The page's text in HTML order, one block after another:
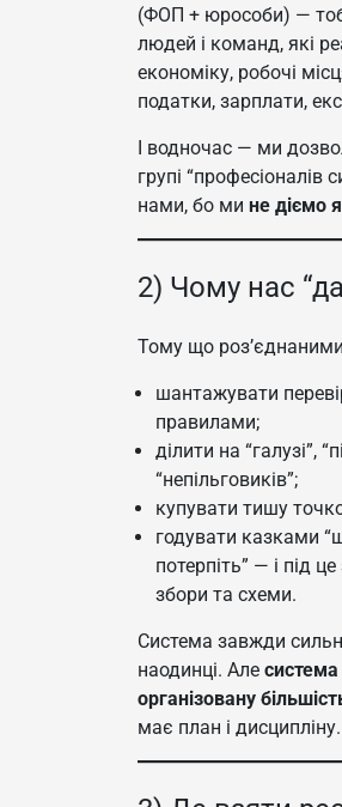
(ФОП + юрособи) —
людей і команд, які
економіку, робочі
податки, зарплати,
І водночас — ми
групі “професіоналів
нами, бо ми не діємо
2) Чому нас
Тому що
шантажувати
правилами;
ділити на “галузі”,
“непільговиків”;
купувати тишу
годувати казками
потерпіть” — і під
збори та схеми.
Система завжди
наодинці. Але
організовану
має план і дисципліну.